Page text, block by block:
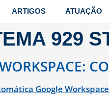
ARTIGOS ATUAÇÃO
929